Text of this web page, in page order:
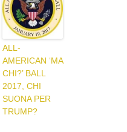
ALL-
AMERICAN ‘MA
CHI?’ BALL
2017, CHI
SUONA PER
TRUMP?